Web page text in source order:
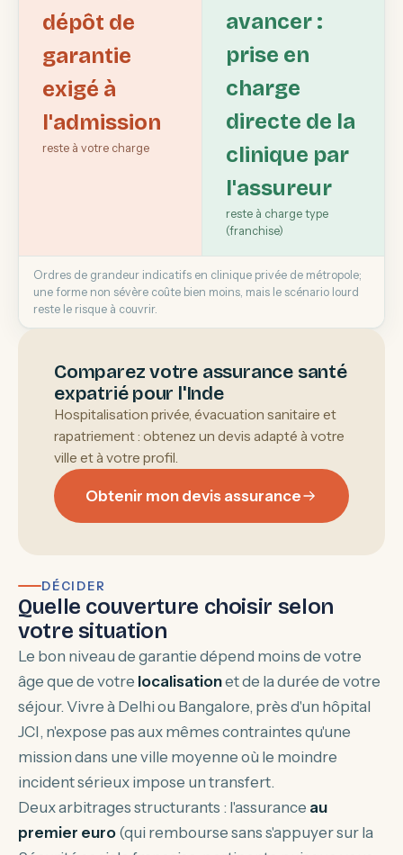
dépôt de
garantie
exigé à
l'admission
reste à votre charge
avancer :
prise en
charge
directe de la
clinique par
l'assureur
reste à charge type
(franchise)
Ordres de grandeur indicatifs en clinique privée de métropole;
une forme non sévère coûte bien moins, mais le scénario lourd
reste le risque à couvrir.
Comparez votre assurance santé
expatrié pour l'Inde
Hospitalisation privée, évacuation sanitaire et
rapatriement : obtenez un devis adapté à votre
ville et à votre profil.
Obtenir mon devis assurance
DÉCIDER
Quelle couverture choisir selon
votre situation
Le bon niveau de garantie dépend moins de votre
âge que de votre localisationet de la durée de votre
séjour. Vivre à Delhi ou Bangalore, près d'un hôpital
JCI, n'expose pas aux mêmes contraintes qu'une
mission dans une ville moyenne où le moindre
incident sérieux impose un transfert.
Deux arbitrages structurants : l'assurance au
premier euro (qui rembourse sans s'appuyer sur la